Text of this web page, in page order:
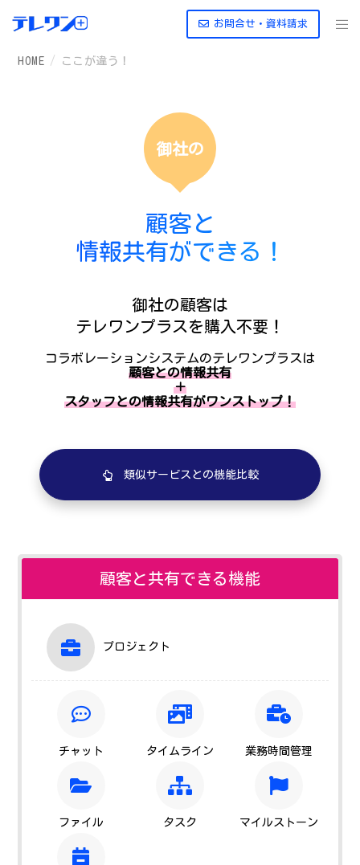
お問合せ・資料請求
HOME ここが違う！
御社の
顧客と
情報共有ができる！
御社の顧客は
テレワンプラスを購入不要！
コラボレーションシステムのテレワンプラスは
顧客との情報共有
＋
スタッフとの情報共有がワンストップ！
類似サービスとの機能比較
顧客と共有できる機能
プロジェクト
チャット タイムライン 業務時間管理
ファイル タスク マイルストーン